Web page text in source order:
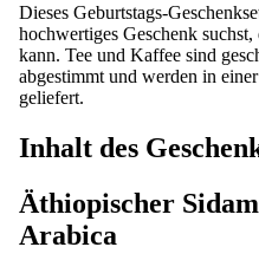
Dieses Geburtstags-
hochwertiges Geschenk
kann. Tee und Kaffee sind
abgestimmt und werden in
geliefert.
Inhalt des
Äthiopischer
Arabica